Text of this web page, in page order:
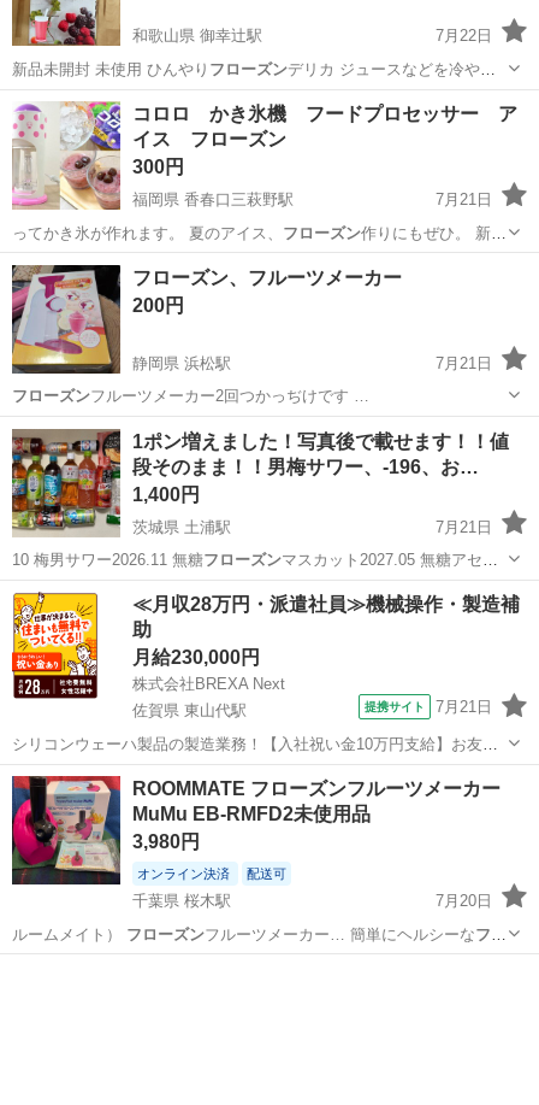
和歌山県 御幸辻駅
7月22日
新品未開封 未使用 ひんやり フローズンデリカ ジュースなどを冷やし
た本体…
和歌山 橋本市 調理器具 フローズン
コロロ かき氷機 フードプロセッサー ア
イス フローズン
300円
福岡県 香春口三萩野駅
7月21日
ってかき氷が作れます。 夏のアイス、 フローズン作りにもぜひ。 新品
未使用未開封です…
福岡 北九州市 香春口三萩野駅
フローズン、フルーツメーカー
200円
静岡県 浜松駅
7月21日
フローズンフルーツメーカー2回つかっぢけです …
静岡 浜松市 浜松駅 キッチン家電
1ポン増えました！写真後で載せます！！値
段そのまま！！男梅サワー、-196、お…
1,400円
茨城県 土浦駅
7月21日
10 梅男サワー2026.11 無糖フローズンマスカット2027.05 無糖アセ
ロ…
茨城 土浦市 土浦駅 食品
≪月収28万円・派遣社員≫機械操作・製造補
助
月給230,000円
株式会社BREXA Next
佐賀県 東山代駅
提携サイト 7月21日
シリコンウェーハ製品の製造業務！【入社祝い金10万円支給】お友達
やカップルとの応募OK◎年間休日129日＆休出なしでプライベート充
実♪業務はクリーンルームで快適作業◎自社正社員登用制度あり★1食
300円～の格安食堂あり！《佐...
佐賀 伊万里市
ROOMMATE フローズンフルーツメーカー
MuMu EB-RMFD2未使用品
3,980円
オンライン決済 配送可
千葉県 桜木駅
7月20日
ルームメイト） フローズンフルーツメーカー… 簡単にヘルシーなフロ
ーズンデザートを作るこ… OMMATE #フローズンフルーツメーカー…